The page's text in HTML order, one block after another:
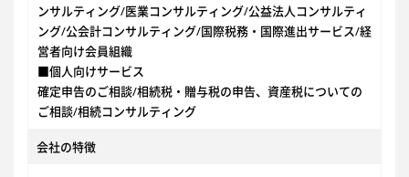
ンサルティング/医業コンサルティング/公益法人コンサルティ
ング/公会計コンサルティング/国際税務・国際進出サービス/経
営者向け会員組織
■個人向けサービス
確定申告のご相談/相続税・贈与税の申告、資産税についての
ご相談/相続コンサルティング
会社の特徴